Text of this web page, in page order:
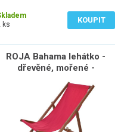
ks
KOUPIT
ROJA Bahama lehátko -
dřevěné, mořené -
ČERVENÉ